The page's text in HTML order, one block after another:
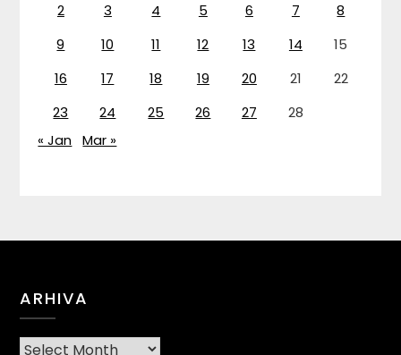
2
3 4 5 6 7
8
9
10 11 12 13 14
15
16
17 18 19 20 21
22
23
24 25 26 27
28
« Jan Mar »
ARHIVA
Arhiva